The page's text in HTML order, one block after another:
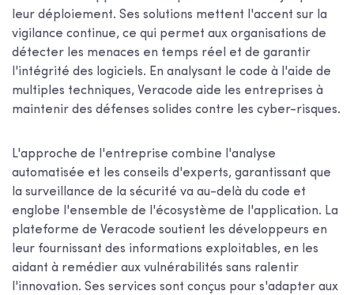
leur déploiement. Ses solutions mettent l'accent sur la
vigilance continue, ce qui permet aux organisations de
détecter les menaces en temps réel et de garantir
l'intégrité des logiciels. En analysant le code à l'aide de
multiples techniques, Veracode aide les entreprises à
maintenir des défenses solides contre les cyber-risques.
L'approche de l'entreprise combine l'analyse
automatisée et les conseils d'experts, garantissant que
la surveillance de la sécurité va au-delà du code et
englobe l'ensemble de l'écosystème de l'application. La
plateforme de Veracode soutient les développeurs en
leur fournissant des informations exploitables, en les
aidant à remédier aux vulnérabilités sans ralentir
l'innovation. Ses services sont conçus pour s'adapter aux